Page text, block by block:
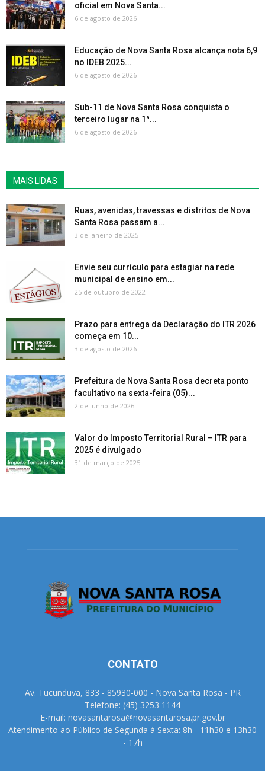
oficial em Nova Santa...
6 de agosto de 2026
Educação de Nova Santa Rosa alcança nota 6,9
no IDEB 2025...
6 de agosto de 2026
Sub-11 de Nova Santa Rosa conquista o
terceiro lugar na 1ª...
6 de agosto de 2026
MAIS LIDAS
Ruas, avenidas, travessas e distritos de Nova
Santa Rosa passam a...
3 de janeiro de 2025
Envie seu currículo para estagiar na rede
municipal de ensino em...
25 de outubro de 2022
Prazo para entrega da Declaração do ITR 2026
começa em 10...
3 de agosto de 2026
Prefeitura de Nova Santa Rosa decreta ponto
facultativo na sexta-feira (05)...
2 de junho de 2026
Valor do Imposto Territorial Rural – ITR para
2025 é divulgado
31 de março de 2025
CONTATO
Av. Tucunduva, 833 - 85930-000 - Nova Santa Rosa - PR
Telefone: (45) 3253 1144
E-mail: novasantarosa@novasantarosa.pr.gov.br
Atendimento ao Público de Segunda à Sexta: 8h - 11h30 e 13h30
- 17h